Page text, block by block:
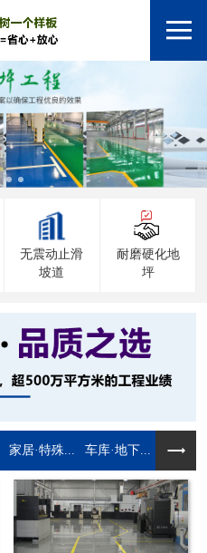
无震动止滑
坡道
耐磨硬化地
坪
家居·特殊... 车库·地下...